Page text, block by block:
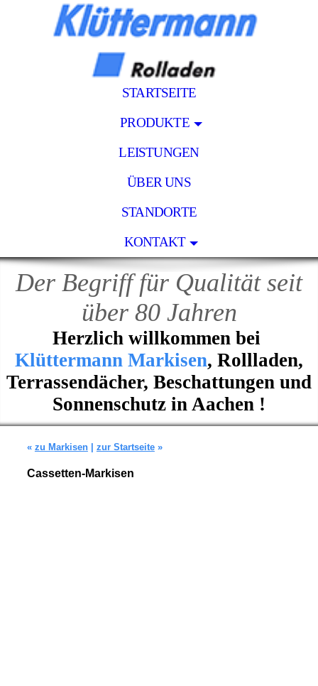
STARTSEITE
PRODUKTE
LEISTUNGEN
ÜBER UNS
STANDORTE
KONTAKT
Der Begriff für Qualität seit
über 80 Jahren
Herzlich willkommen bei
Klüttermann Markisen, Rollladen,
Terrassendächer, Beschattungen und
Sonnenschutz in Aachen !
« zu Markisen| zur Startseite»
Cassetten-Markisen